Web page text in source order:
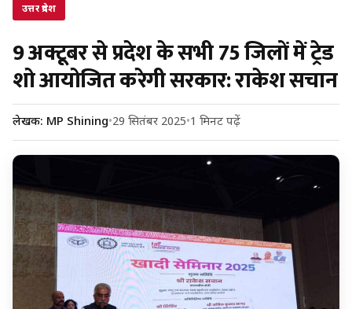
उत्तर प्रदेश
9 अक्टूबर से प्रदेश के सभी 75 जिलों में ट्रेड
शो आयोजित करेगी सरकार: राकेश सचान
लेखक: MP Shining•29 सितंबर 2025•1 मिनट पढ़ें